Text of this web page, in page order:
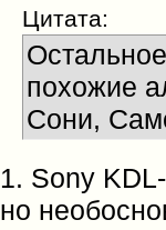
Цитата:
похожие
Сони,
1. Sony
но